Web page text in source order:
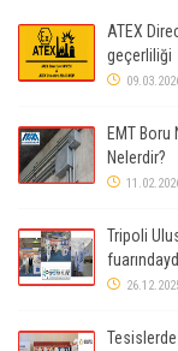
ATEX
geçerliliği
EMT Boru
Nelerdir?
Tripoli